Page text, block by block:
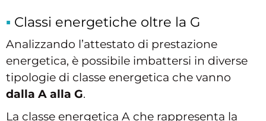
Classi energetiche oltre la G
Analizzando l’attestato di prestazione
energetica, è possibile imbattersi in diverse
tipologie di classe energetica che vanno
dalla A alla G.
La classe energetica A che rappresenta la